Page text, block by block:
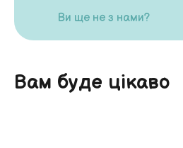
Ви ще не з нами?
Вам буде цікаво